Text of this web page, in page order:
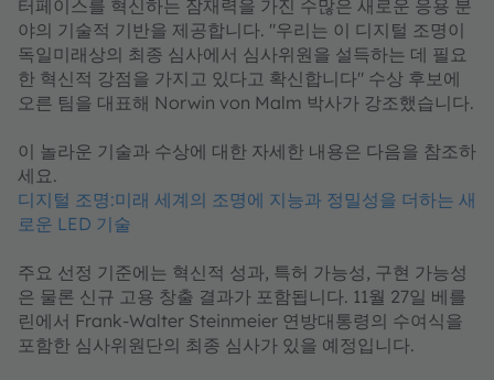
터페이스를 혁신하는 잠재력을 가진 수많은 새로운 응용 분
야의 기술적 기반을 제공합니다. "우리는 이 디지털 조명이
독일미래상의 최종 심사에서 심사위원을 설득하는 데 필요
한 혁신적 강점을 가지고 있다고 확신합니다" 수상 후보에
오른 팀을 대표해 Norwin von Malm 박사가 강조했습니다.
이 놀라운 기술과 수상에 대한 자세한 내용은 다음을 참조하
세요.
디지털 조명:미래 세계의 조명에 지능과 정밀성을 더하는 새
로운 LED 기술
주요 선정 기준에는 혁신적 성과, 특허 가능성, 구현 가능성
은 물론 신규 고용 창출 결과가 포함됩니다. 11월 27일 베를
린에서 Frank-Walter Steinmeier 연방대통령의 수여식을
포함한 심사위원단의 최종 심사가 있을 예정입니다.